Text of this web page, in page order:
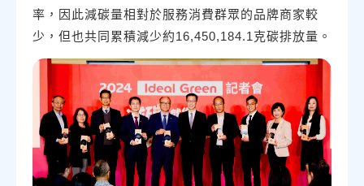
率，因此減碳量相對於服務消費群眾的品牌商家較
少，但也共同累積減少約16,450,184.1克碳排放量。